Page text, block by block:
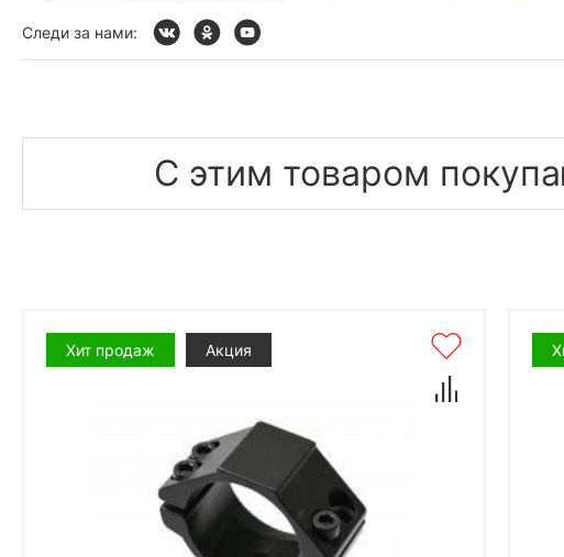
Следи за нами:
С этим товаром
Хит продаж Акция